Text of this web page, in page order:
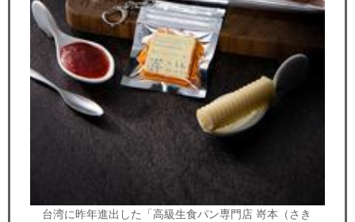
台湾に昨年進出した「高級生食パン専門店 嵜本（さき